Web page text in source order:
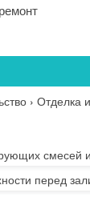
› Отделка
смесей
перед